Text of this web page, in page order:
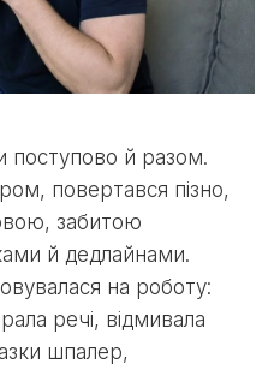
поступово й разом.
повертався пізно,
забитою
й дедлайнами.
на роботу:
речі, відмивала
шпалер,